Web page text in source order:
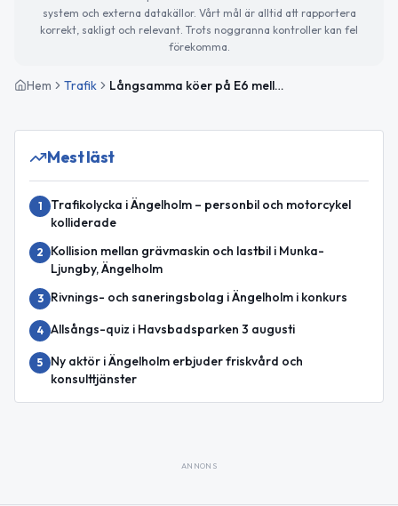
system och externa datakällor. Vårt mål är alltid att rapportera
korrekt, sakligt och relevant. Trots noggranna kontroller kan fel
förekomma.
Hem Trafik Långsamma köer på E6 mellan Rebbelberga och Hjärnarp på grund av evenemang
Mest läst
1
Trafikolycka i Ängelholm – personbil och motorcykel
kolliderade
2
Kollision mellan grävmaskin och lastbil i Munka-
Ljungby, Ängelholm
3 Rivnings- och saneringsbolag i Ängelholm i konkurs
4 Allsångs-quiz i Havsbadsparken 3 augusti
5
Ny aktör i Ängelholm erbjuder friskvård och
konsulttjänster
ANNONS